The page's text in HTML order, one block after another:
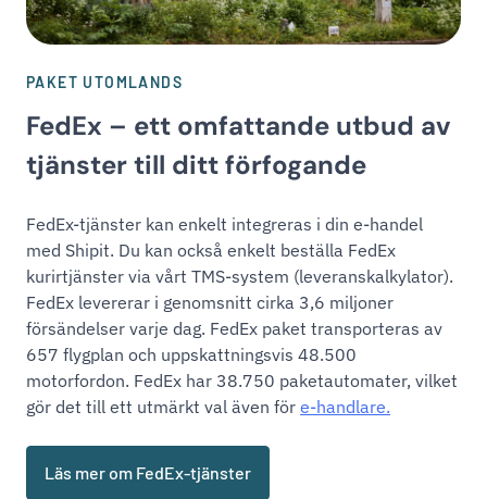
PAKET UTOMLANDS
FedEx – ett omfattande utbud av
tjänster till ditt förfogande
FedEx-tjänster kan enkelt integreras i din e-handel
med Shipit. Du kan också enkelt beställa FedEx
kurirtjänster via vårt TMS-system (leveranskalkylator).
FedEx levererar i genomsnitt cirka 3,6 miljoner
försändelser varje dag. FedEx paket transporteras av
657 flygplan och uppskattningsvis 48.500
motorfordon. FedEx har 38.750 paketautomater, vilket
gör det till ett utmärkt val även för e-handlare.
Läs mer om FedEx-tjänster